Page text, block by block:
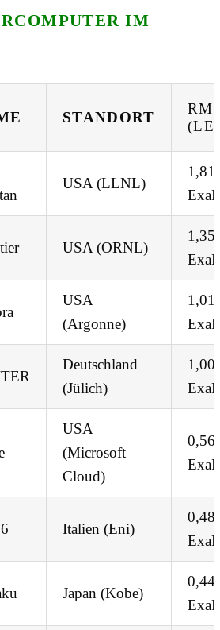
IM
STANDORT
USA (LLNL)
1,81
USA (ORNL)
1,35
USA
(Argonne)
1,01
Deutschland
(Jülich)
1,00
USA
(Microsoft
Cloud)
0,56
Italien (Eni)
0,48
Japan (Kobe)
0,44